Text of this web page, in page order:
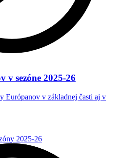
v sezóne 2025-26
Európanov v základnej časti aj v